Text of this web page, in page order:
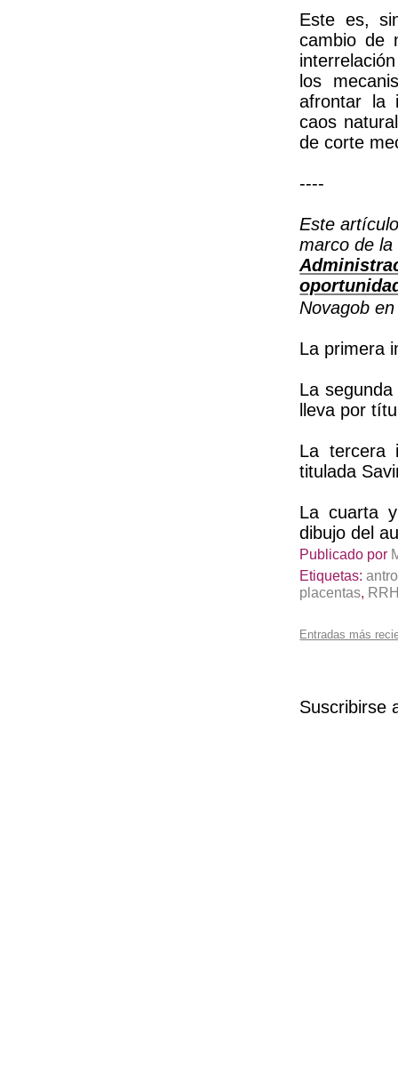
Este es,
cambio de
los
afrontar la
caos
de corte
----
Este
marco de
Novagob
La primera
La
lleva por
La tercera
titulada
La cuarta
dibujo del
Publicado por
Etiquetas:
placentas,
Entradas más
Suscribirse